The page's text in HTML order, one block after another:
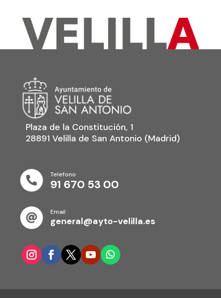
Plaza de la Constitución, 1
28891 Velilla de San Antonio (Madrid)

Telefono
91 670 53 00

Email
general@ayto-velilla.es